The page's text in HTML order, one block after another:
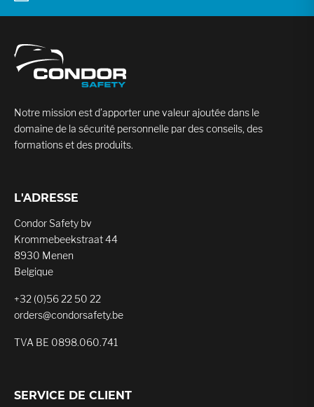
Notre mission est d’apporter une valeur ajoutée dans le
domaine de la sécurité personnelle par des conseils, des
formations et des produits.
L'ADRESSE
Condor Safety bv
Krommebeekstraat 44
8930 Menen
Belgique
+32 (0)56 22 50 22
orders@condorsafety.be
TVA BE 0898.060.741
SERVICE DE CLIENT